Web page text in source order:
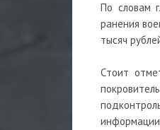
По словам
ранения
тысяч
Стоит